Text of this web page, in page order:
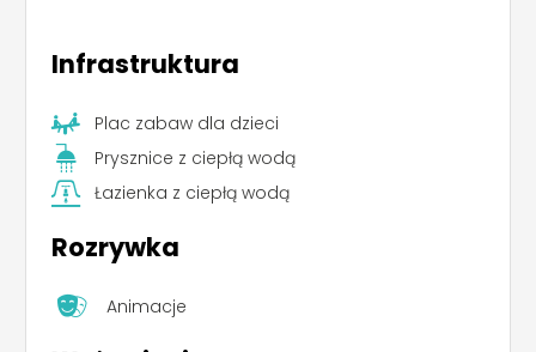
Infrastruktura
Plac zabaw dla dzieci
Prysznice z ciepłą wodą
Łazienka z ciepłą wodą
Rozrywka
Animacje